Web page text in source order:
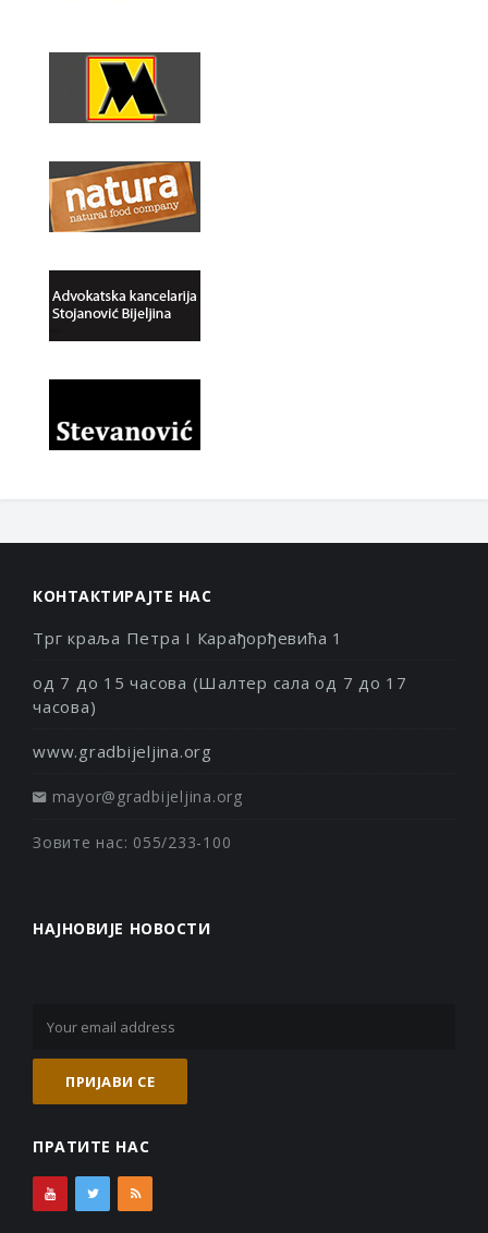
КОНТАКТИРАЈТЕ НАС
Трг краља Петра I Карађорђевића 1
од 7 до 15 часова (Шалтер сала од 7 до 17
часова)
www.gradbijeljina.org
mayor@gradbijeljina.org
Зовите нас: 055/233-100
НАЈНОВИЈЕ НОВОСТИ
ПРАТИТЕ НАС